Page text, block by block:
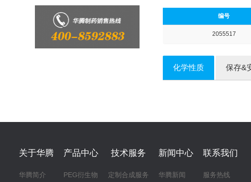
编号
2055517
化学性质 保存&
关于华腾
华腾简介
产品中心
PEG衍生物
技术服务
定制合成服务
新闻中心
华腾新闻
联系我们
服务热线